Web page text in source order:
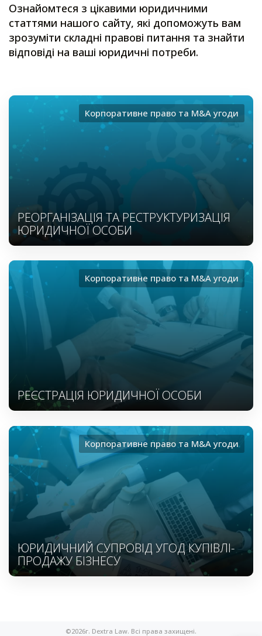
Ознайомтеся з цікавими юридичними
статтями нашого сайту, які допоможуть вам
зрозуміти складні правові питання та знайти
відповіді на ваші юридичні потреби.
РЕОРГАНІЗАЦІЯ ТА РЕСТРУКТУРИЗАЦІЯ
ЮРИДИЧНОЇ ОСОБИ
Корпоративне право та M&A угоди
РЕЄСТРАЦІЯ ЮРИДИЧНОЇ ОСОБИ
Корпоративне право та M&A угоди
ЮРИДИЧНИЙ СУПРОВІД УГОД КУПІВЛІ-
ПРОДАЖУ БІЗНЕСУ
Корпоративне право та M&A угоди
©2026г. Dextra Law. Всі права захищені.